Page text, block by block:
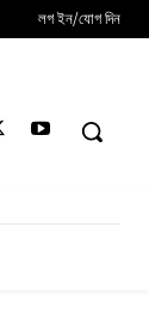
লগ ইন/যোগ দিন